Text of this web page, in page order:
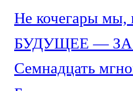
Не кочегары мы,
БУДУЩЕЕ —
Семнадцать